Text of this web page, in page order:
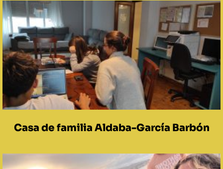
Casa de familia Aldaba-García Barbón